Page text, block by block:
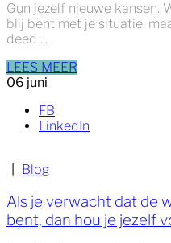
Gun jezelf nieuwe kansen.
blij bent met je situatie,
deed ...
LEES MEER
06 juni
FB
LinkedIn
Blog
Als je verwacht dat de
bent, dan hou je jezelf